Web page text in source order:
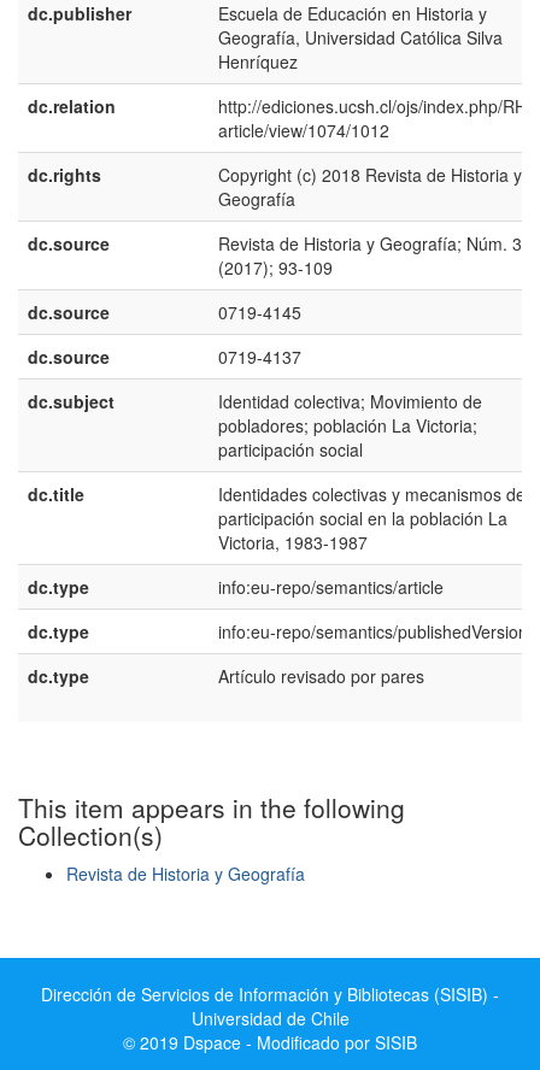
dc.publisher
Escuela de Educación en Historia y
Geografía, Universidad Católica Silva
Henríquez
dc.relation
http://ediciones.ucsh.cl/ojs/index.php/
article/view/1074/1012
dc.rights
Copyright (c) 2018 Revista de Historia y
Geografía
dc.source
Revista de Historia y Geografía; Núm. 37
(2017); 93-109
dc.source
0719-4145
dc.source
0719-4137
dc.subject
Identidad colectiva; Movimiento de
pobladores; población La Victoria;
participación social
dc.title
Identidades colectivas y mecanismos de
participación social en la población La
Victoria, 1983-1987
dc.type
info:eu-repo/semantics/article
dc.type
info:eu-repo/semantics/publishedVersion
dc.type
Artículo revisado por pares
This item appears in the following
Collection(s)
Revista de Historia y Geografía
Dirección de Servicios de Información y Bibliotecas (SISIB) -
Universidad de Chile
© 2019 Dspace - Modificado por SISIB